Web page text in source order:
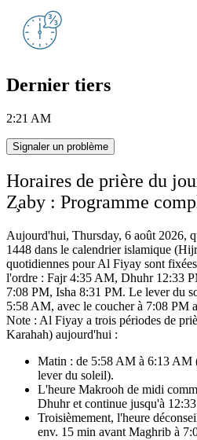
Dernier tiers
2:21 AM
Signaler un problème
Horaires de prière du
Z̧aby : Programme
Aujourd'hui, Thursday, 6 août 2026,
1448 dans le calendrier islamique
quotidiennes pour Al Fiyay sont
l'ordre : Fajr 4:35 AM, Dhuhr 12:33
7:08 PM, Isha 8:31 PM. Le lever du
5:58 AM, avec le coucher à 7:08 PM
Note : Al Fiyay a trois périodes de
Karahah) aujourd'hui :
Matin : de 5:58 AM à 6:13 AM
lever du soleil).
L'heure Makrooh de midi
Dhuhr et continue jusqu'à
Troisièmement, l'heure
env. 15 min avant Maghrib à